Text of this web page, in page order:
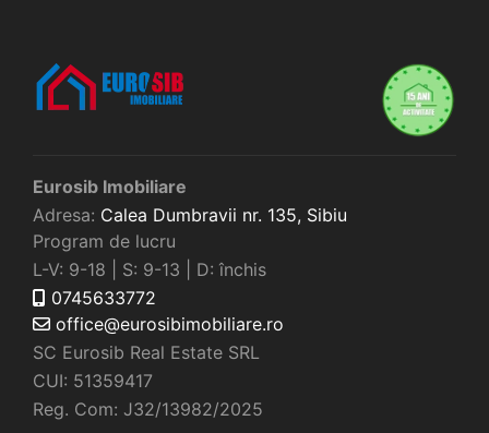
Eurosib Imobiliare
Adresa: Calea Dumbravii nr. 135, Sibiu
Program de lucru
L-V: 9-18 | S: 9-13 | D: închis
0745633772
office@eurosibimobiliare.ro
SC Eurosib Real Estate SRL
CUI: 51359417
Reg. Com: J32/13982/2025